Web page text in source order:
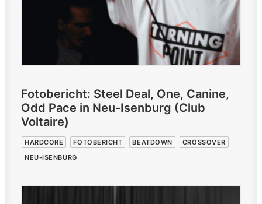
Fotobericht: Steel Deal, One, Canine,
Odd Pace in Neu-Isenburg (Club
Voltaire)
HARDCORE FOTOBERICHT BEATDOWN
CROSSOVER
NEU-ISENBURG